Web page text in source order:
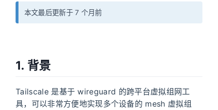
本文最后更新于 7 个月前
1. 背景
Tailscale 是基于 wireguard 的跨平台虚拟组网工
具，可以非常方便地实现多个设备的 mesh 虚拟组